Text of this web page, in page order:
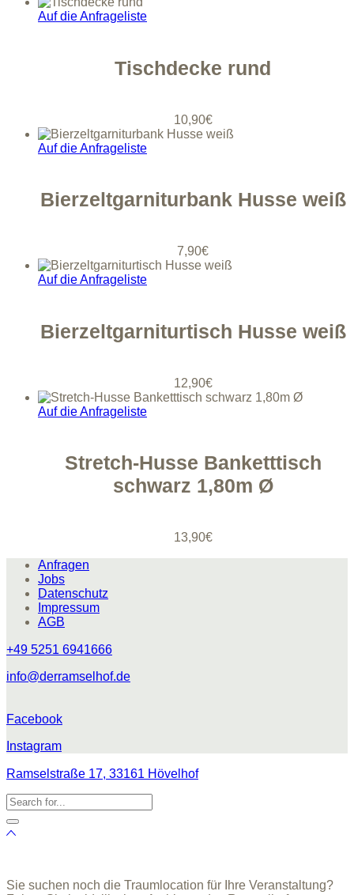
Auf die Anfrageliste
Tischdecke rund
10,90€
Auf die Anfrageliste
Bierzeltgarniturbank Husse weiß
7,90€
Auf die Anfrageliste
Bierzeltgarniturtisch Husse weiß
12,90€
Auf die Anfrageliste
Stretch-Husse Banketttisch
schwarz 1,80m Ø
13,90€
Anfragen
Jobs
Datenschutz
Impressum
AGB
+49 5251 6941666
info@derramselhof.de
Facebook
Instagram
Ramselstraße 17, 33161 Hövelhof
Sie suchen noch die Traumlocation für Ihre Veranstaltung?